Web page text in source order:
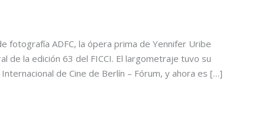
fotografía ADFC, la ópera prima de Yennifer Uribe
de la edición 63 del FICCI. El largometraje tuvo su
de Cine de Berlín – Fórum, y ahora es […]